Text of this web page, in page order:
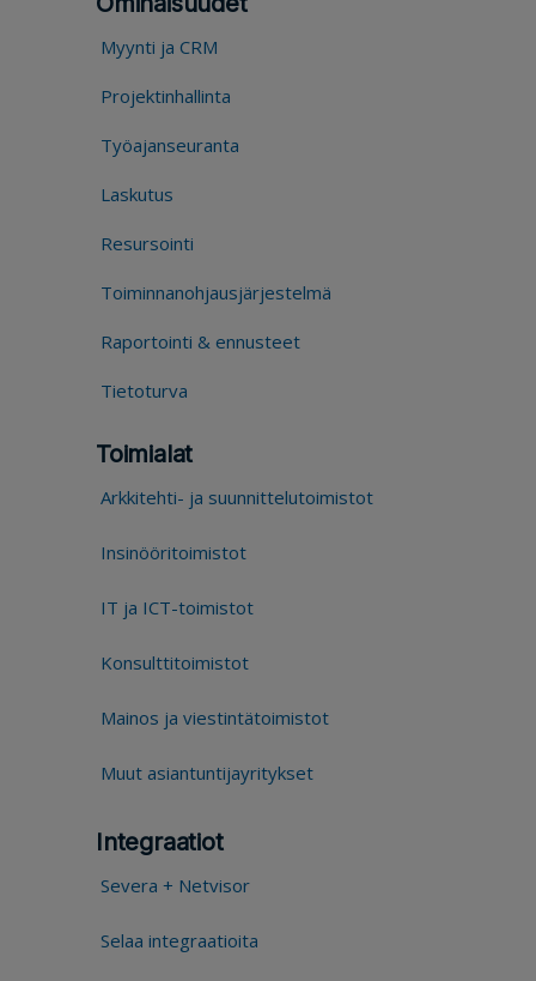
Myynti ja CRM
Projektinhallinta
Työajanseuranta
Laskutus
Resursointi
Toiminnanohjausjärjestelmä
Raportointi & ennusteet
Tietoturva
Toimialat
Arkkitehti- ja suunnittelutoimistot
Insinööritoimistot
IT ja ICT-toimistot
Konsulttitoimistot
Mainos ja viestintätoimistot
Muut asiantuntijayritykset
Integraatiot
Severa + Netvisor
Selaa integraatioita